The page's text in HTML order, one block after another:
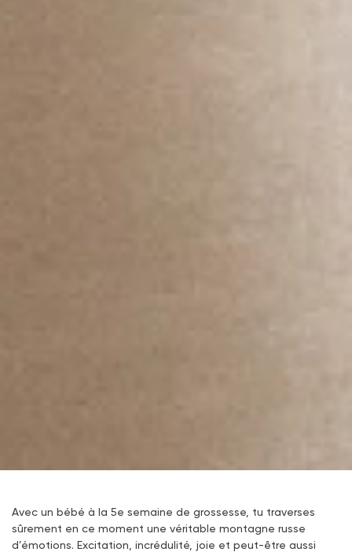
Avec un bébé à la 5e semaine de grossesse, tu traverses
sûrement en ce moment une véritable montagne russe
d’émotions. Excitation, incrédulité, joie et peut-être aussi